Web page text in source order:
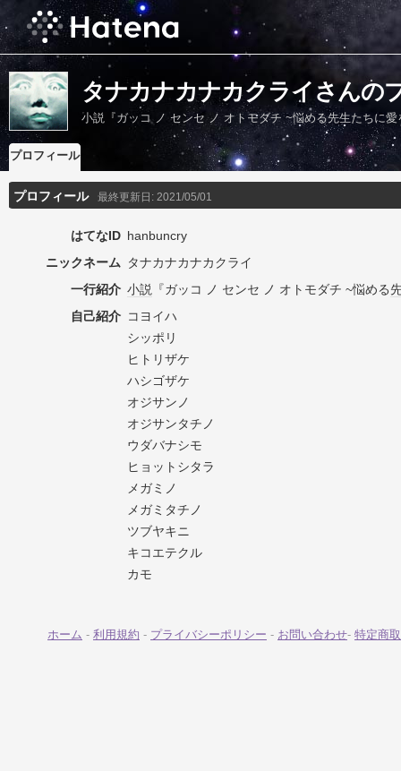
タナカナカナカクライさんの
小説『ガッコ ノ センセ ノ オトモダチ ~悩める先生たちに愛
プロフィール
プロフィール 最終更新日: 2021/05/01
はてなID hanbuncry
ニックネーム タナカナカナカクライ
一行紹介 小説 『ガッコ ノ センセ ノ オトモダチ ~悩める
自己紹介 コヨイハ
シッポリ
ヒトリザケ
ハシゴザケ
オジサンノ
オジサンタチノ
ウダバナシモ
ヒョットシタラ
メガミノ
メガミタチノ
ツブヤキニ
キコエテクル
カモ
ホーム - 利用規約 - プライバシーポリシー - お問い合わせ- 特定商